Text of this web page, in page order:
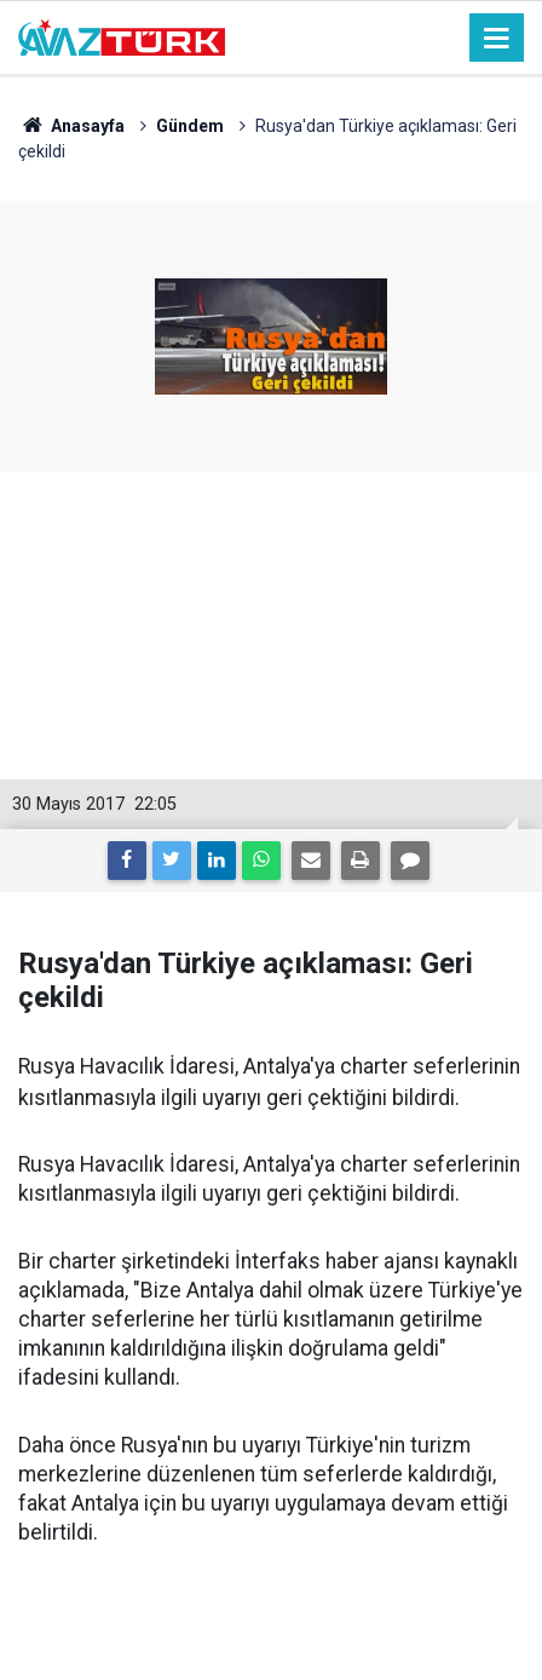
Anasayfa Gündem
Rusya'dan Türkiye açıklaması: Geri
çekildi
22:05
30 Mayıs 2017
Rusya'dan Türkiye açıklaması: Geri
çekildi
Rusya Havacılık İdaresi, Antalya'ya charter seferlerinin
kısıtlanmasıyla ilgili uyarıyı geri çektiğini bildirdi.
Rusya Havacılık İdaresi, Antalya'ya charter seferlerinin
kısıtlanmasıyla ilgili uyarıyı geri çektiğini bildirdi.
Bir charter şirketindeki İnterfaks haber ajansı kaynaklı
açıklamada, "Bize Antalya dahil olmak üzere Türkiye'ye
charter seferlerine her türlü kısıtlamanın getirilme
imkanının kaldırıldığına ilişkin doğrulama geldi"
ifadesini kullandı.
Daha önce Rusya'nın bu uyarıyı Türkiye'nin turizm
merkezlerine düzenlenen tüm seferlerde kaldırdığı,
fakat Antalya için bu uyarıyı uygulamaya devam ettiği
belirtildi.